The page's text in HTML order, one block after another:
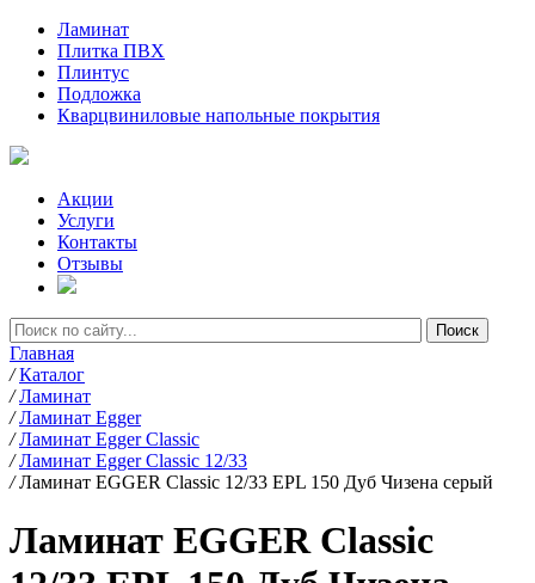
Ламинат
Плитка ПВХ
Плинтус
Подложка
Кварцвиниловые напольные покрытия
Акции
Услуги
Контакты
Отзывы
Главная
/ Каталог
/ Ламинат
/ Ламинат Egger
/ Ламинат Egger Classic
/ Ламинат Egger Classic 12/33
/ Ламинат EGGER Classic 12/33 EPL 150 Дуб Чизена серый
Ламинат EGGER Classic